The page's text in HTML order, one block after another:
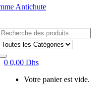
Antichute
Search
for:
0 0,00 Dhs
Votre panier est vide.